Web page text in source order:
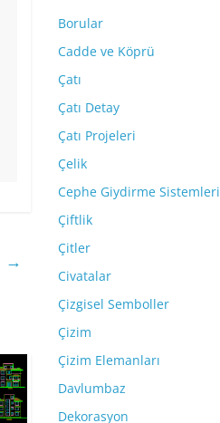
→
Borular
Cadde ve Köprü
Çatı
Çatı Detay
Çatı Projeleri
Çelik
Cephe Giydirme Sistemleri
Çiftlik
Çitler
Civatalar
Çizgisel Semboller
Çizim
Çizim Elemanları
Davlumbaz
Dekorasyon